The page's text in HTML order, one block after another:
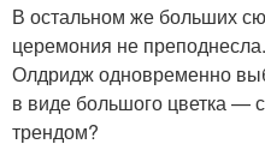
В остальном же больших
церемония не
Олдридж одновременно
в виде большого цветка —
трендом?